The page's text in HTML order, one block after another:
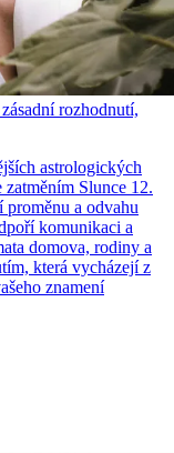
rozhodnutí,
astrologických
Slunce 12.
proměnu a odvahu
komunikaci a
domova, rodiny a
která vycházejí z
znamení